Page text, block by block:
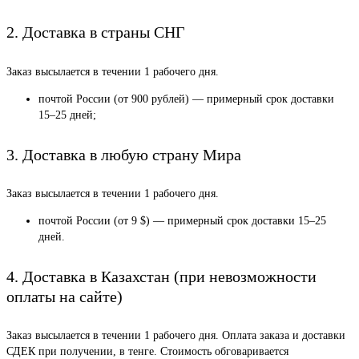
2. Доставка в страны СНГ
Заказ высылается в течении 1 рабочего дня.
почтой России (от 900 рублей) — примерный срок доставки
15–25 дней;
3. Доставка в любую страну Мира
Заказ высылается в течении 1 рабочего дня.
почтой России (от 9 $) — примерный срок доставки 15–25
дней.
4. Доставка в Казахстан (при невозможности
оплаты на сайте)
Заказ высылается в течении 1 рабочего дня. Оплата заказа и доставки
СДЕК при получении, в тенге. Стоимость обговаривается